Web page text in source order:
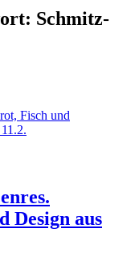
Schmitz-
Design aus